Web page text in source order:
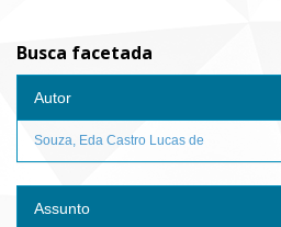
Busca facetada
Autor
Souza, Eda Castro Lucas de
Assunto